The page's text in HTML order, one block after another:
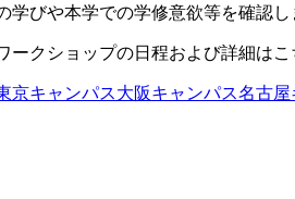
学びや本学での学修意欲等を確認し
ークショップの日程および詳細はこ
京キャンパス大阪キャンパス名古屋